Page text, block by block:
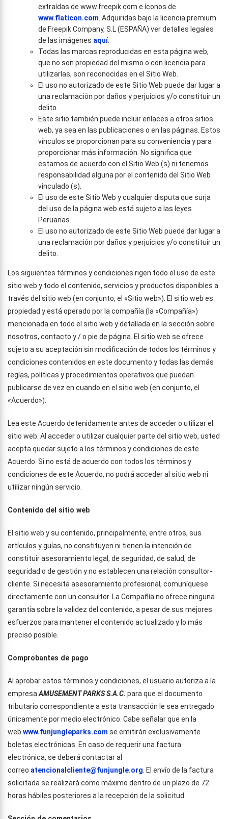
extraídas de www.freepik.com e íconos de
www.flaticon.com . Adquiridas bajo la licencia premium
de Freepik Company, S.L (ESPAÑA) ver detalles legales
de las imágenes aquí.
Todas las marcas reproducidas en esta página web,
que no son propiedad del mismo o con licencia para
utilizarlas, son reconocidas en el Sitio Web.
El uso no autorizado de este Sitio Web puede dar lugar a
una reclamación por daños y perjuicios y/o constituir un
delito.
Este sitio también puede incluir enlaces a otros sitios
web, ya sea en las publicaciones o en las páginas. Estos
vínculos se proporcionan para su conveniencia y para
proporcionar más información. No significa que
estamos de acuerdo con el Sitio Web (s) ni tenemos
responsabilidad alguna por el contenido del Sitio Web
vinculado (s).
El uso de este Sitio Web y cualquier disputa que surja
del uso de la página web está sujeto a las leyes
Peruanas.
El uso no autorizado de este Sitio Web puede dar lugar a
una reclamación por daños y perjuicios y/o constituir un
delito.
Los siguientes términos y condiciones rigen todo el uso de este
sitio web y todo el contenido, servicios y productos disponibles a
través del sitio web (en conjunto, el «Sitio web»). El sitio web es
propiedad y está operado por la compañía (la «Compañía»)
mencionada en todo el sitio web y detallada en la sección sobre
nosotros, contacto y / o pie de página. El sitio web se ofrece
sujeto a su aceptación sin modificación de todos los términos y
condiciones contenidos en este documento y todas las demás
reglas, políticas y procedimientos operativos que puedan
publicarse de vez en cuando en el sitio web (en conjunto, el
«Acuerdo»).
Lea este Acuerdo detenidamente antes de acceder o utilizar el
sitio web. Al acceder o utilizar cualquier parte del sitio web, usted
acepta quedar sujeto a los términos y condiciones de este
Acuerdo. Si no está de acuerdo con todos los términos y
condiciones de este Acuerdo, no podrá acceder al sitio web ni
utilizar ningún servicio.
Contenido del sitio web
El sitio web y su contenido, principalmente, entre otros, sus
artículos y guías, no constituyen ni tienen la intención de
constituir asesoramiento legal, de seguridad, de salud, de
seguridad o de gestión y no establecen una relación consultor-
cliente. Si necesita asesoramiento profesional, comuníquese
directamente con un consultor. La Compañía no ofrece ninguna
garantía sobre la validez del contenido, a pesar de sus mejores
esfuerzos para mantener el contenido actualizado y lo más
preciso posible.
Comprobantes de pago
Al aprobar estos términos y condiciones, el usuario autoriza a la
empresa AMUSEMENT PARKS S.A.C. para que el documento
tributario correspondiente a esta transacción le sea entregado
únicamente por medio electrónico. Cabe señalar que en la
web www.funjungleparks.com se emitirán exclusivamente
boletas electrónicas. En caso de requerir una factura
electrónica, se deberá contactar al
correo atencionalcliente@funjungle.org . El envío de la factura
solicitada se realizará como máximo dentro de un plazo de 72
horas hábiles posteriores a la recepción de la solicitud.